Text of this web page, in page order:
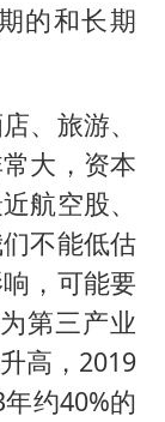
的和长期
、旅游、
大，资本
航空股、
不能低估
，可能要
第三产业
高，2019
约40%的